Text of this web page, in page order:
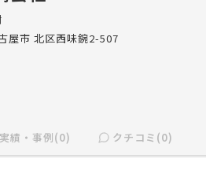
屋市 北区西味鋺2-507
実績・事例(0) クチコミ(0)